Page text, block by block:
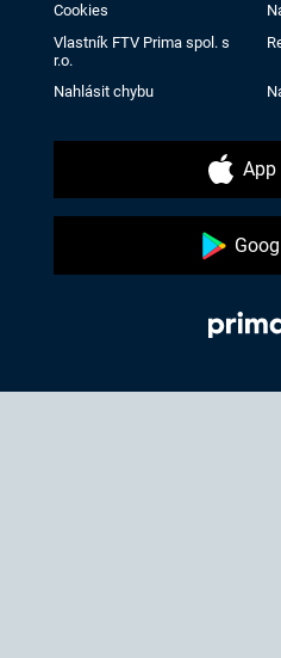
Cookies
Vlastník FTV Prima spol. s
r.o.
Nahlásit chybu
App